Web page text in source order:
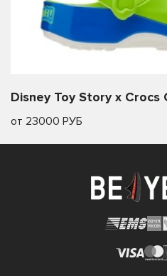
Disney Toy Story x Crocs
от 23000 РУБ